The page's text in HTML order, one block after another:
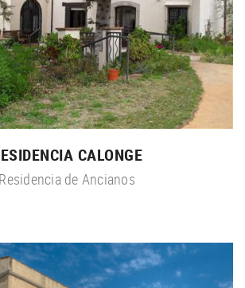
CALONGE
Residencia de Ancianos